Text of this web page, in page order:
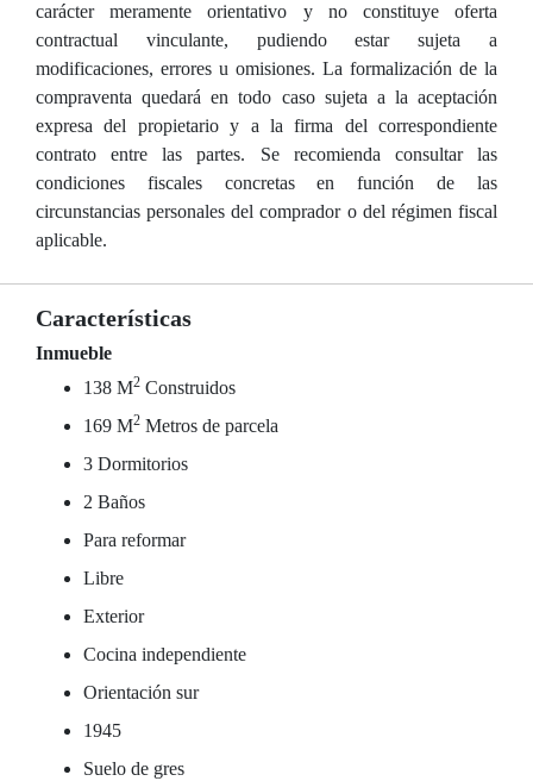
carácter meramente orientativo y no constituye oferta
contractual vinculante, pudiendo estar sujeta a
modificaciones, errores u omisiones. La formalización de la
compraventa quedará en todo caso sujeta a la aceptación
expresa del propietario y a la firma del correspondiente
contrato entre las partes. Se recomienda consultar las
condiciones fiscales concretas en función de las
circunstancias personales del comprador o del régimen fiscal
aplicable.
Características
Inmueble
138 M2 Construidos
169 M2 Metros de parcela
3 Dormitorios
2 Baños
Para reformar
Libre
Exterior
Cocina independiente
Orientación sur
1945
Suelo de gres